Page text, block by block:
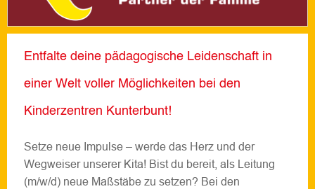
Entfalte deine pädagogische Leidenschaft in
einer Welt voller Möglichkeiten bei den
Kinderzentren Kunterbunt!
Setze neue Impulse – werde das Herz und der
Wegweiser unserer Kita! Bist du bereit, als Leitung
(m/w/d) neue Maßstäbe zu setzen? Bei den